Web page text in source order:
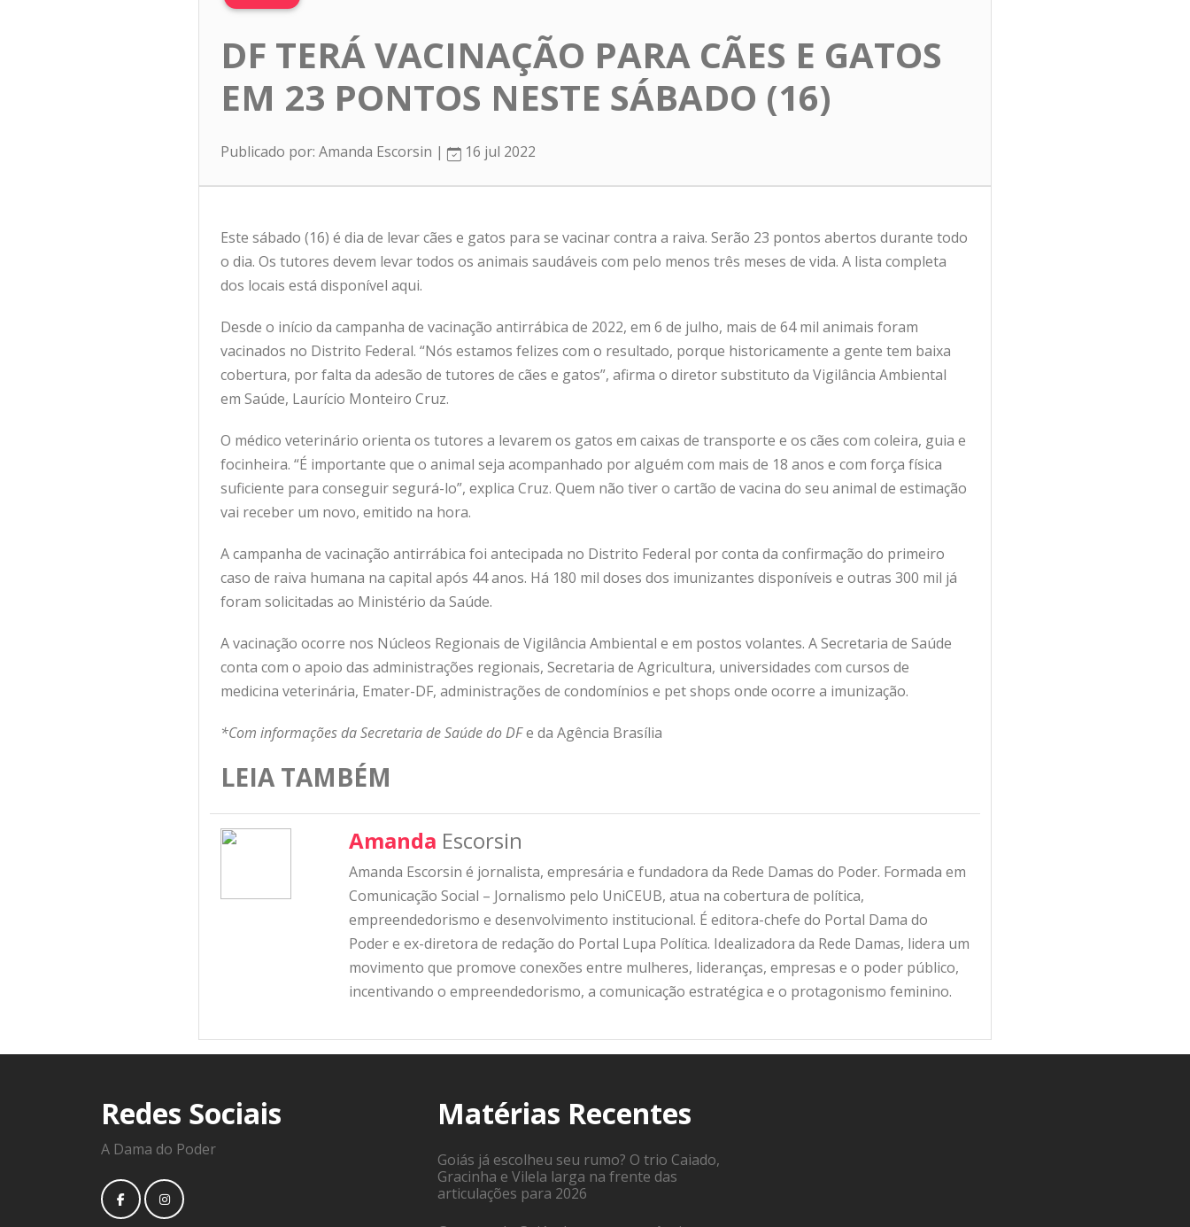
DF TERÁ VACINAÇÃO PARA CÃES E GATOS
EM 23 PONTOS NESTE SÁBADO (16)
Publicado por: Amanda Escorsin | 16 jul 2022
Este sábado (16) é dia de levar cães e gatos para se vacinar contra a raiva. Serão 23 pontos abertos durante todo
o dia. Os tutores devem levar todos os animais saudáveis com pelo menos três meses de vida. A lista completa
dos locais está disponível aqui.
Desde o início da campanha de vacinação antirrábica de 2022, em 6 de julho, mais de 64 mil animais foram
vacinados no Distrito Federal. “Nós estamos felizes com o resultado, porque historicamente a gente tem baixa
cobertura, por falta da adesão de tutores de cães e gatos”, afirma o diretor substituto da Vigilância Ambiental
em Saúde, Laurício Monteiro Cruz.
O médico veterinário orienta os tutores a levarem os gatos em caixas de transporte e os cães com coleira, guia e
focinheira. “É importante que o animal seja acompanhado por alguém com mais de 18 anos e com força física
suficiente para conseguir segurá-lo”, explica Cruz. Quem não tiver o cartão de vacina do seu animal de estimação
vai receber um novo, emitido na hora.
A campanha de vacinação antirrábica foi antecipada no Distrito Federal por conta da confirmação do primeiro
caso de raiva humana na capital após 44 anos. Há 180 mil doses dos imunizantes disponíveis e outras 300 mil já
foram solicitadas ao Ministério da Saúde.
A vacinação ocorre nos Núcleos Regionais de Vigilância Ambiental e em postos volantes. A Secretaria de Saúde
conta com o apoio das administrações regionais, Secretaria de Agricultura, universidades com cursos de
medicina veterinária, Emater-DF, administrações de condomínios e pet shops onde ocorre a imunização.
*Com informações da Secretaria de Saúde do DFe da Agência Brasília
LEIA TAMBÉM
Amanda Escorsin
Amanda Escorsin é jornalista, empresária e fundadora da Rede Damas do Poder. Formada em
Comunicação Social – Jornalismo pelo UniCEUB, atua na cobertura de política,
empreendedorismo e desenvolvimento institucional. É editora-chefe do Portal Dama do
Poder e ex-diretora de redação do Portal Lupa Política. Idealizadora da Rede Damas, lidera um
movimento que promove conexões entre mulheres, lideranças, empresas e o poder público,
incentivando o empreendedorismo, a comunicação estratégica e o protagonismo feminino.
Redes Sociais
A Dama do Poder
Matérias Recentes
Goiás já escolheu seu rumo? O trio Caiado,
Gracinha e Vilela larga na frente das
articulações para 2026